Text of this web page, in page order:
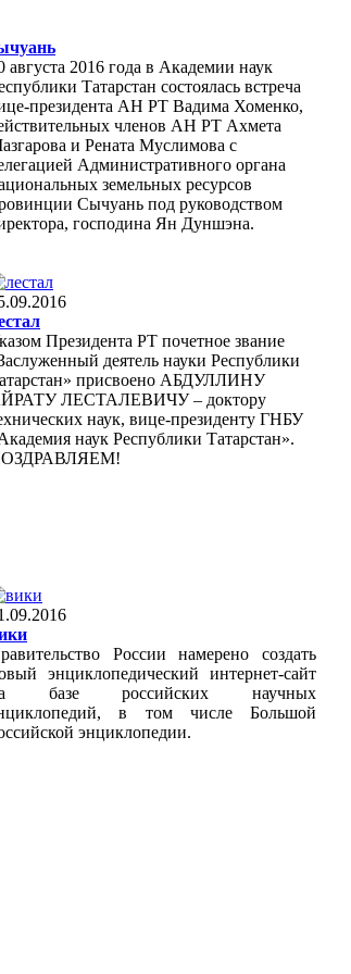
августа 2016 года в Академии наук
Татарстан состоялась встреча
президента АН РТ Вадима Хоменко,
членов АН РТ Ахмета
и Рената Муслимова с
Административного органа
земельных ресурсов
Сычуань под руководством
господина Ян Дуншэна.
Президента РТ почетное звание
деятель науки Республики
присвоено АБДУЛЛИНУ
ЛЕСТАЛЕВИЧУ– доктору
наук, вице-президенту ГНБУ
наук Республики Татарстан».
России намерено создать
энциклопедический интернет-сайт
базе российских научных
в том числе Большой
энциклопедии.